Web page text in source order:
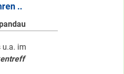
..
u.a. im